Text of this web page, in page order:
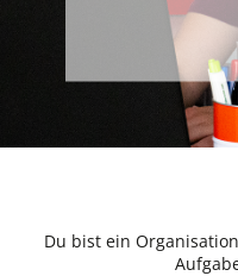
Du bist ein